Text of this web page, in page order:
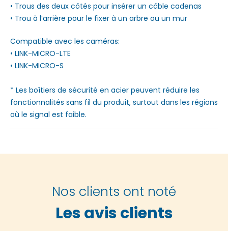
• Trous des deux côtés pour insérer un câble cadenas
• Trou à l’arrière pour le fixer à un arbre ou un mur
Compatible avec les caméras:
• LINK-MICRO-LTE
• LINK-MICRO-S
* Les boîtiers de sécurité en acier peuvent réduire les
fonctionnalités sans fil du produit, surtout dans les régions
où le signal est faible.
Nos clients ont noté
Les avis clients